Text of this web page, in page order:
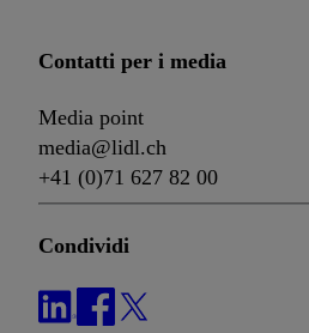
Contatti per i media
Media point
media@lidl.ch
+41 (0)71 627 82 00
Condividi